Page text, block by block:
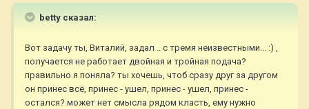
betty сказал:
Вот задачу ты, Виталий, задал .. с тремя неизвестными... :) ,
получается не работает двойная и тройная подача?
правильно я поняла? ты хочешь, чтоб сразу друг за другом
он принес всё, принес - ушел, принес - ушел, принес -
остался? может нет смысла рядом класть, ему нужно